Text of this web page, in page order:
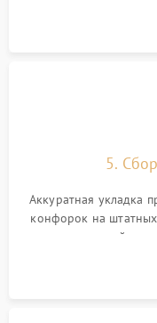
дорожек. Очистка
5.
Аккуратная укладка
конфорок на штатных
проверкой
термостойкого